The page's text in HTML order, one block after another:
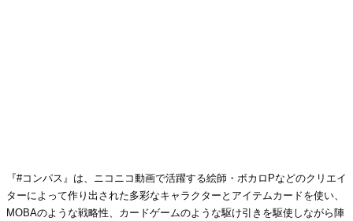
『#コンパス』は、ニコニコ動画で活躍する絵師・ボカロPなどのクリエイ
ターによって作り出された多彩なキャラクターとアイテムカードを使い、
MOBAのような戦略性、カードゲームのような駆け引きを駆使しながら陣